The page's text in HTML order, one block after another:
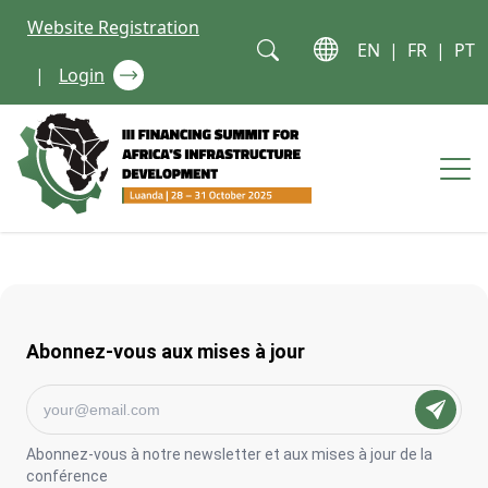
Website Registration
|
Login
EN | FR | PT
Abonnez-vous aux mises à jour
Abonnez-vous à notre newsletter et aux mises à jour de la
conférence